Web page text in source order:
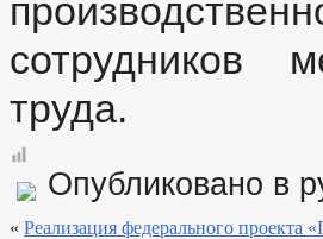
сотрудников
труда.
Опубликовано в
« Реализация федерального проекта